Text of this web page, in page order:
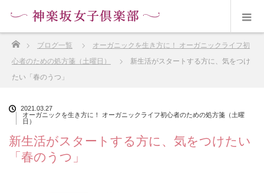
ブログ一覧
オーガニックを生き方に！ オーガニックライフ初
心者のための処方箋（土曜日）
新生活がスタートする方に、気をつけ
たい「春のうつ」
2021.03.27
オーガニックを生き方に！ オーガニックライフ初心者のための処方箋（土曜
日）
新生活がスタートする方に、気をつけたい
「春のうつ」